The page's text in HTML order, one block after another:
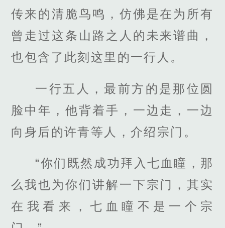
传来的清脆鸟鸣，仿佛是在为所有
曾走过这条山路之人的未来谱曲，
也包含了此刻这里的一行人。
一行五人，最前方的是那位圆
脸中年，他背着手，一边走，一边
向身后的许青等人，介绍宗门。
“你们既然成功拜入七血瞳，那
么我也为你们讲解一下宗门，其实
在我看来，七血瞳不是一个宗